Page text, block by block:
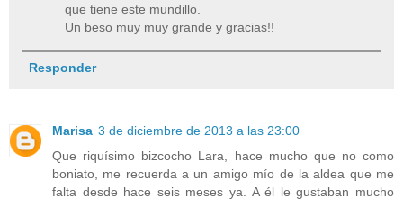
que tiene este mundillo.
Un beso muy muy grande y gracias!!
Responder
Marisa 3 de diciembre de 2013 a las 23:00
Que riquísimo bizcocho Lara, hace mucho que no como
boniato, me recuerda a un amigo mío de la aldea que me
falta desde hace seis meses ya. A él le gustaban mucho